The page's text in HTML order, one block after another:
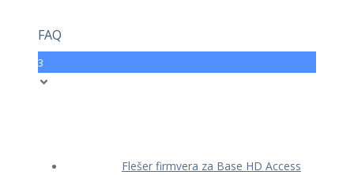
FAQ
3
Flešer firmvera za Base HD Access